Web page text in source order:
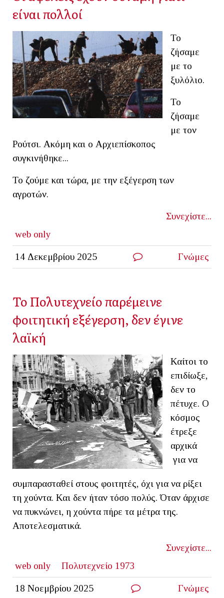
είναι πολλοί
Το
ζήσαμε
με το
ξυλόλιο.
Το
ζήσαμε
με τον
Ρούτσι. Ακόμη και ο Αρχιεπίσκοπος
συγκινήθηκε...
Το ζούμε και τώρα, με την εξέγερση των
αγροτών.
Συνεχίστε...
web only
14 Δεκεμβρίου 2025 Γνώμες
Το Πολυτεχνείο παρέμεινε
φοιτητική εξέγερση, δεν έγινε
λαϊκή
Καίτοι το
επιδίωξε,
δεν το
πέτυχε. Ο
κόσμος
έτρεξε
αρχικά
για να
συμπαρασταθεί στους φοιτητές, όχι για να ρίξει
τη χούντα. Και δεν ήταν τόσο πολύς. Όταν άρχισε
να πυκνώνει, η χούντα πήρε τα μέτρα της.
Αποτελεσματικά.
Συνεχίστε...
web only
Πολυτεχνείο 1973
18 Νοεμβρίου 2025 Γνώμες